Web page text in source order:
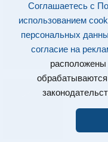
Соглашаетесь с
использованием
персональных
согласие на
обрабатываются